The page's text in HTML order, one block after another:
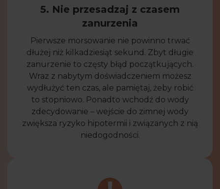
5. Nie przesadzaj z czasem
zanurzenia
Pierwsze morsowanie nie powinno trwać
dłużej niż kilkadziesiąt sekund. Zbyt długie
zanurzenie to częsty błąd początkujących.
Wraz z nabytym doświadczeniem możesz
wydłużyć ten czas, ale pamiętaj, żeby robić
to stopniowo. Ponadto wchodź do wody
zdecydowanie – wejście do zimnej wody
zwiększa ryzyko hipotermii i związanych z nią
niedogodności.